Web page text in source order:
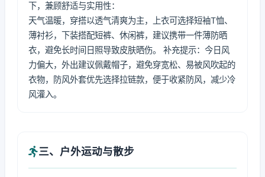
下，兼顾舒适与实用性：
天气温暖，穿搭以透气清爽为主，上衣可选择短袖T恤、
薄衬衫，下装搭配短裤、休闲裤，建议携带一件薄防晒
衣，避免长时间日照导致皮肤晒伤。 补充提示：今日风
力偏大，外出建议佩戴帽子，避免穿宽松、易被风吹起的
衣物，防风外套优先选择拉链款，便于收紧防风，减少冷
风灌入。
三、户外运动与散步